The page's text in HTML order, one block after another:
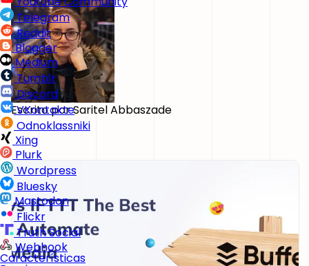
Telegram
Reddit
Blogger
Medium
Tumblr
Discord
VKontakte
Odnoklassniki
Xing
Plurk
Wordpress
Bluesky
Mastodon
Flickr
Truth Social
Webhook
Características
Escrito porSaritel Abbaszade